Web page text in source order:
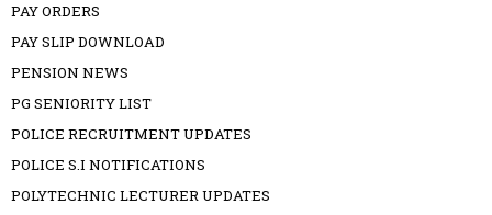
PAY ORDERS
PAY SLIP DOWNLOAD
PENSION NEWS
PG SENIORITY LIST
POLICE RECRUITMENT UPDATES
POLICE S.I NOTIFICATIONS
POLYTECHNIC LECTURER UPDATES